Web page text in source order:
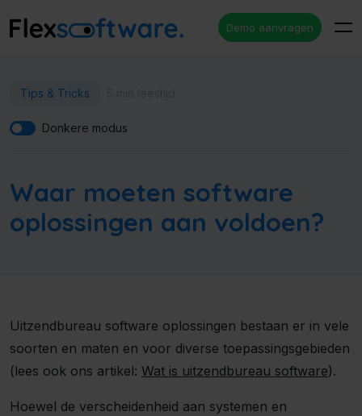
Demo aanvragen
Tips & Tricks
Donkere modus
Waar moeten software
oplossingen aan voldoen?
Uitzendbureau software oplossingen bestaan er in vele
soorten en maten en voor diverse toepassingsgebieden
(lees ook ons artikel: Wat is uitzendbureau software).
Hoewel de verscheidenheid aan systemen en